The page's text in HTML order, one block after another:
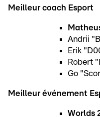
Meilleur coach Esport
Andrii
Erik
Robert
Go
Meilleur événement
Worlds